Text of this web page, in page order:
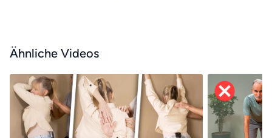
Ähnliche Videos